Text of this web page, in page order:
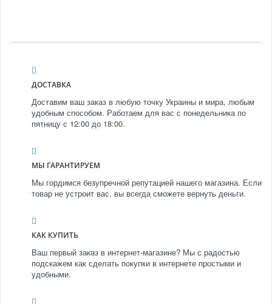
ДОСТАВКА
Доставим ваш заказ в любую точку Украины и мира, любым
удобным способом. Работаем для вас с понедельника по
пятницу с 12:00 до 18:00.
МЫ ГАРАНТИРУЕМ
Мы гордимся безупречной репутацией нашего магазина. Если
товар не устроит вас, вы всегда сможете вернуть деньги.
КАК КУПИТЬ
Ваш первый заказ в интернет-магазине? Мы с радостью
подскажем как сделать покупки в интернете простыми и
удобными.